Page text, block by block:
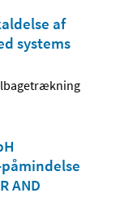
af
systems
AND